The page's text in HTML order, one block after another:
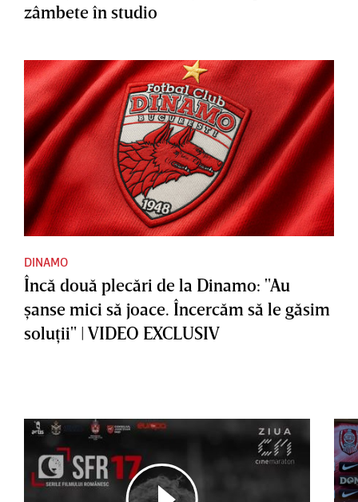
zâmbete în studio
DINAMO
Încă două plecări de la Dinamo: "Au
şanse mici să joace. Încercăm să le găsim
soluţii" | VIDEO EXCLUSIV